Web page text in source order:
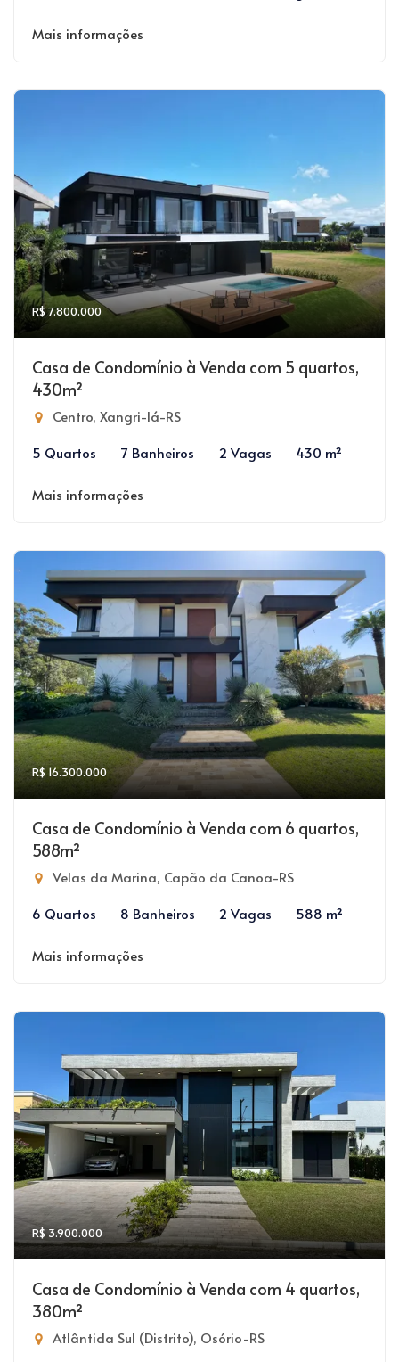
Mais informações
R$ 7.800.000
Casa de Condomínio à Venda com 5 quartos,
430m²
Centro, Xangri-lá-RS
5 Quartos
7 Banheiros 2 Vagas 430 m²
Mais informações
R$ 16.300.000
Casa de Condomínio à Venda com 6 quartos,
588m²
Velas da Marina, Capão da Canoa-RS
6 Quartos
8 Banheiros 2 Vagas 588 m²
Mais informações
R$ 3.900.000
Casa de Condomínio à Venda com 4 quartos,
380m²
Atlântida Sul (Distrito), Osório-RS